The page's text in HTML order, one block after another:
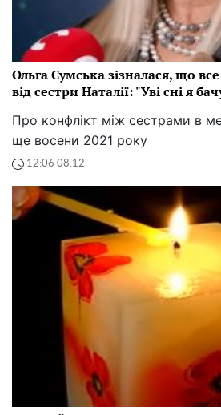
Ольга Сумська зізналася, що
від сестри Наталії: "Уві сні я
Про конфлікт між сестрами в
ще восени 2021 року
12:06 08.12